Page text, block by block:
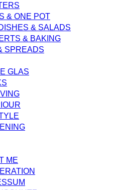
& ONE POT
& SALADS
& BAKING
SPREADS
GLAS
ME